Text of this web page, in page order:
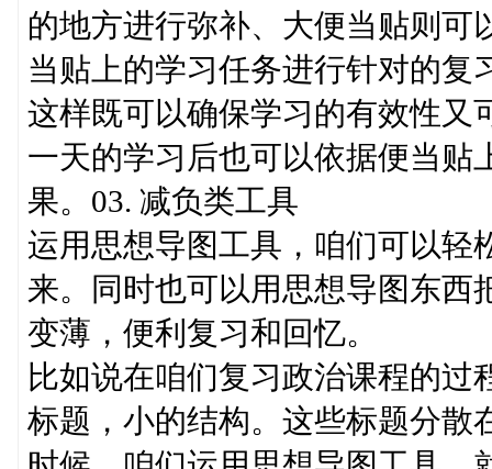
的地方进行弥补、大便当贴则可
当贴上的学习任务进行针对的复
这样既可以确保学习的有效性又
一天的学习后也可以依据便当贴
果。03. 减负类工具
运用思想导图工具，咱们可以轻
来。同时也可以用思想导图东西
变薄，便利复习和回忆。
比如说在咱们复习政治课程的
标题，小的结构。这些标题分散